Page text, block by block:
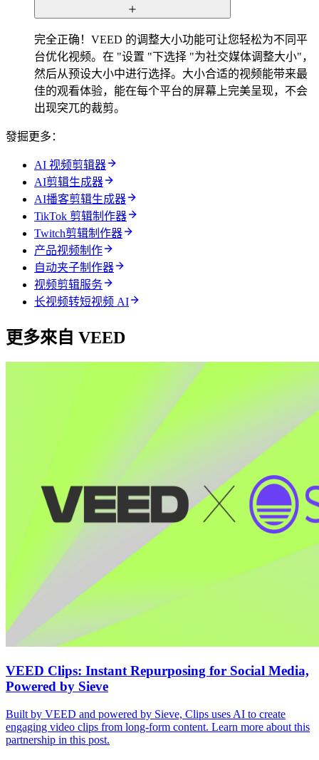
完全正确！VEED 的调整大小功能可让您轻松为不同平
台优化视频。在 "设置 "下选择 "为社交媒体调整大小"，
然后从预设大小中进行选择。大小合适的视频能带来最
佳的观看体验，能在每个平台的屏幕上完美呈现，不会
出现突兀的裁剪。
發掘更多：
AI 视频剪辑器
AI剪辑生成器
AI播客剪辑生成器
TikTok 剪辑制作器
Twitch剪辑制作器
产品视频制作
自动夹子制作器
视频剪辑服务
长视频转短视频 AI
更多來自 VEED
VEED Clips: Instant Repurposing for Social Media,
Powered by Sieve
Built by VEED and powered by Sieve, Clips uses AI to create
engaging video clips from long-form content. Learn more about this
partnership in this post.